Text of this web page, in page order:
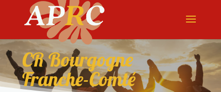
CR Bourgogne
Franche-Comté